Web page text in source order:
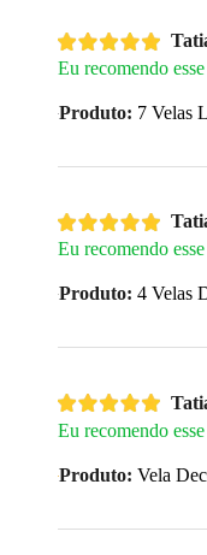
Eu recomendo
Produto: 7 Velas
Eu recomendo
Produto: 4 Velas
Eu recomendo
Produto: Vela